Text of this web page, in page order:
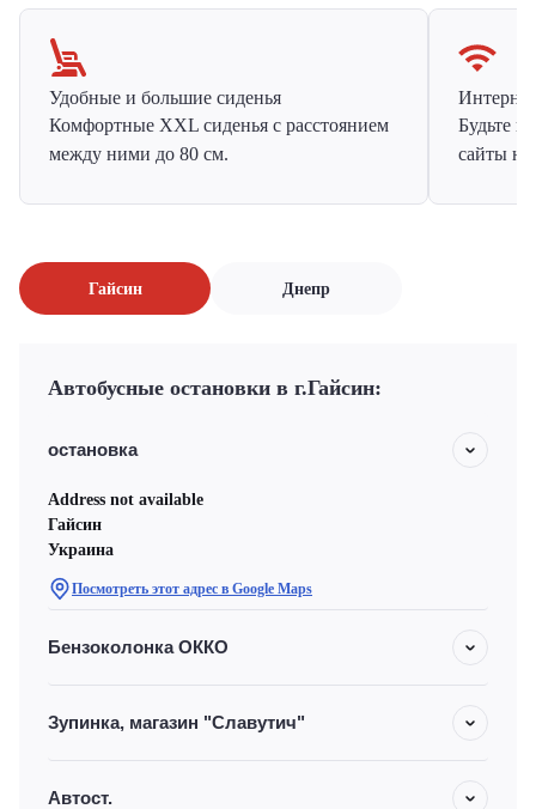
Удобные и большие сиденья
Комфортные XXL сиденья с расстоянием
между ними до 80 см.
Будьте
сайты на
Гайсин Днепр
Автобусные остановки в г.Гайсин:
остановка
Address not available
Гайсин
Украина
Посмотреть этот адрес в Google Maps
Бензоколонка ОККО
Зупинка, магазин "Славутич"
Автост.